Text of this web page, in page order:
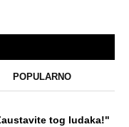
POPULARNO
tog ludaka!"